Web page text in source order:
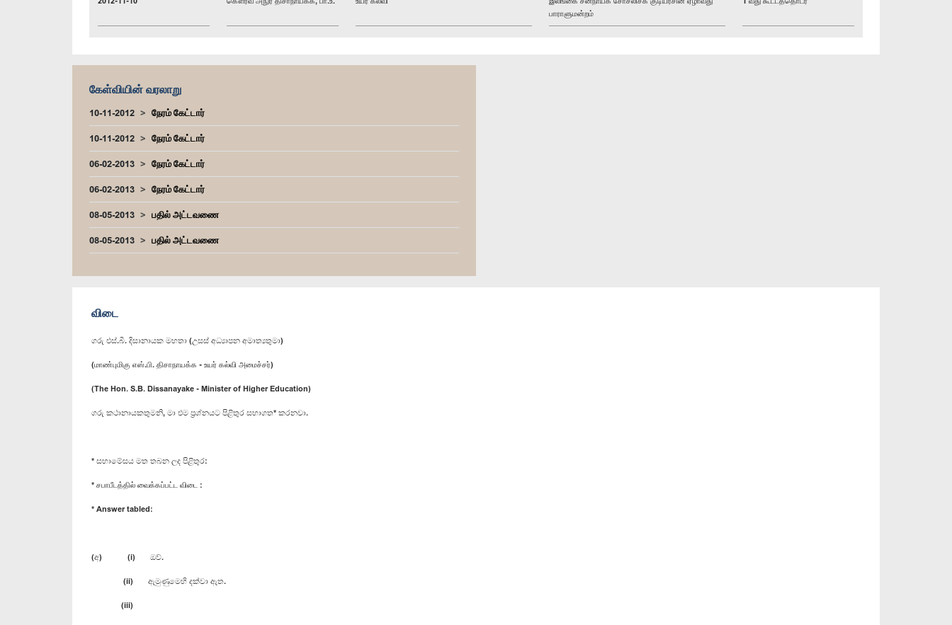
பாராளுமன்றம்
கேள்வியின் வரலாறு
10-11-2012
நேரம் கேட்டார்
10-11-2012
நேரம் கேட்டார்
06-02-2013
நேரம் கேட்டார்
06-02-2013
நேரம் கேட்டார்
08-05-2013
பதில் அட்டவணை
08-05-2013
பதில் அட்டவணை
விடை
ගරු එස්.බී. දිසානායක මහතා (උසස් අධ්‍යාපන අමාත්‍යතුමා)
(மாண்புமிகு எஸ்.பி. திசாநாயக்க - உயர் கல்வி அமைச்சர்)
(The Hon. S.B. Dissanayake - Minister of Higher Education)
ගරු කථානායකතුමනි, මා එම ප්‍රශ්නයට පිළිතුර සභාගත* කරනවා.
* සභාමේසය මත තබන ලද පිළිතුර:
* சபாபீடத்தில் வைக்கப்பட்ட விடை :
* Answer tabled:
(අ) (i) ඔව්.
(ii) ඇමුණුමෙහි දක්වා ඇත.
(iii)